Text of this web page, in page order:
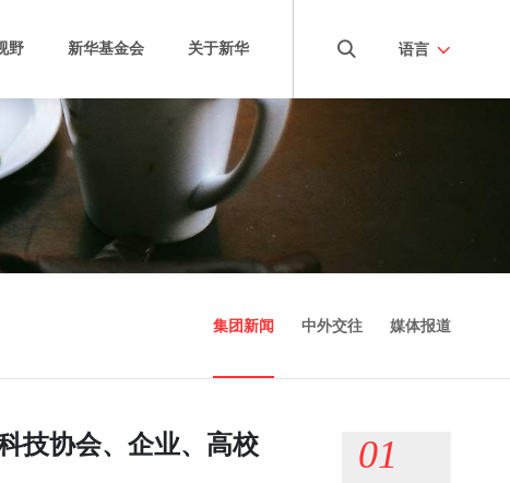
语言
建项目
型项目
三奕国际学校
新华国际商学院
野 新华基金会 关于新华
集团新闻 中外交往 媒体报道
技协会、企业、高校 01